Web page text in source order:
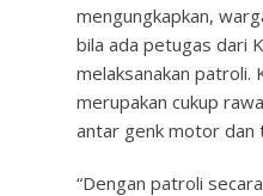
mengungkapkan,
bila ada petugas dari
melaksanakan patroli.
merupakan cukup
antar genk motor dan
“Dengan patroli